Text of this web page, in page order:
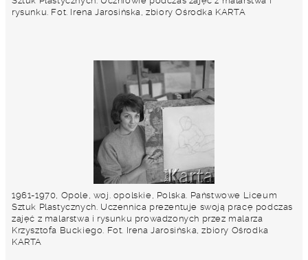
rysunku. Fot. Irena Jarosińska, zbiory Ośrodka KARTA
1961-1970, Opole, woj. opolskie, Polska. Państwowe Liceum
Sztuk Plastycznych. Uczennica prezentuje swoją pracę podczas
zajęć z malarstwa i rysunku prowadzonych przez malarza
Krzysztofa Buckiego. Fot. Irena Jarosińska, zbiory Ośrodka
KARTA